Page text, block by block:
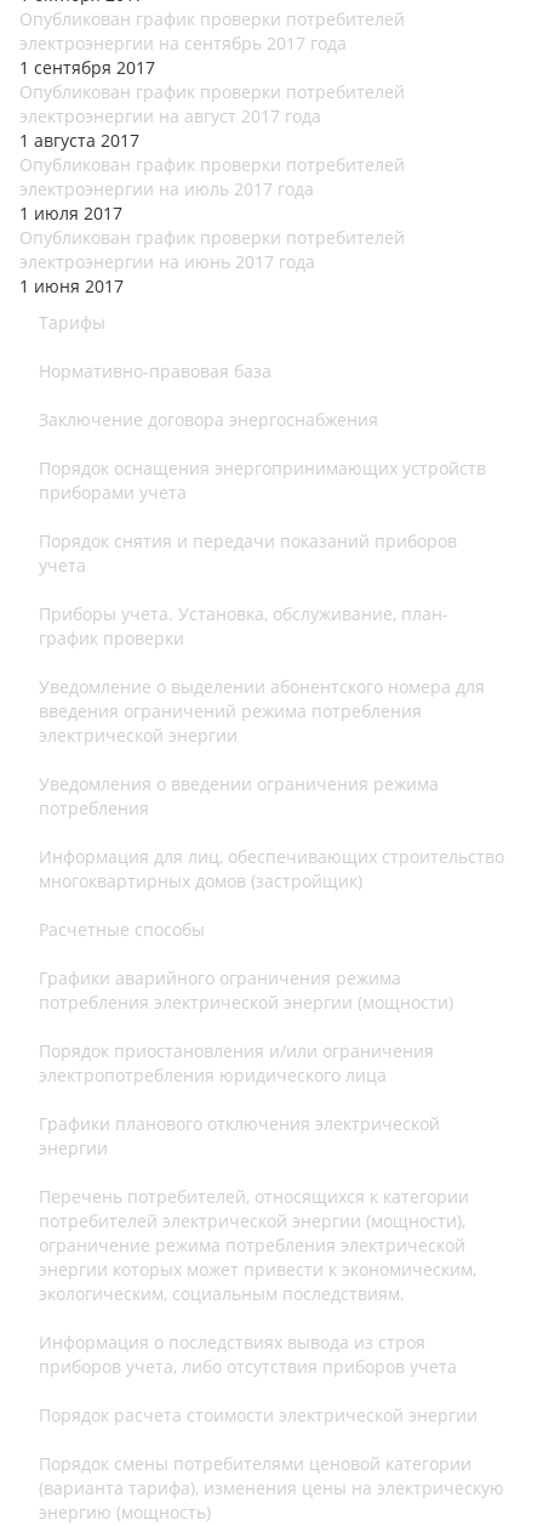
Опубликован график проверки потребителей
электроэнергии на сентябрь 2017 года
1 сентября 2017
Опубликован график проверки потребителей
электроэнергии на август 2017 года
1 августа 2017
Опубликован график проверки потребителей
электроэнергии на июль 2017 года
1 июля 2017
Опубликован график проверки потребителей
электроэнергии на июнь 2017 года
1 июня 2017
Тарифы
Нормативно-правовая база
Заключение договора энергоснабжения
Порядок оснащения энергопринимающих устройств
приборами учета
Порядок снятия и передачи показаний приборов
учета
Приборы учета. Установка, обслуживание, план-
график проверки
Уведомление о выделении абонентского номера для
введения ограничений режима потребления
электрической энергии
Уведомления о введении ограничения режима
потребления
Информация для лиц, обеспечивающих строительство
многоквартирных домов (застройщик)
Расчетные способы
Графики аварийного ограничения режима
потребления электрической энергии (мощности)
Порядок приостановления и/или ограничения
электропотребления юридического лица
Графики планового отключения электрической
энергии
Перечень потребителей, относящихся к категории
потребителей электрической энергии (мощности),
ограничение режима потребления электрической
энергии которых может привести к экономическим,
экологическим, социальным последствиям.
Информация о последствиях вывода из строя
приборов учета, либо отсутствия приборов учета
Порядок расчета стоимости электрической энергии
Порядок смены потребителями ценовой категории
(варианта тарифа), изменения цены на электрическую
энергию (мощность)